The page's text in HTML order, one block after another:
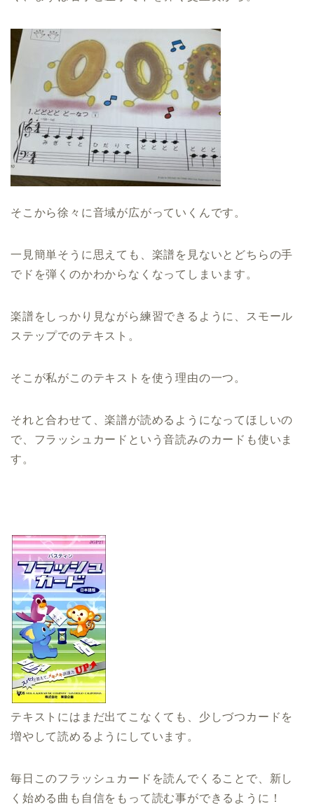
そこから徐々に音域が広がっていくんです。
一見簡単そうに思えても、楽譜を見ないとどちらの手
でドを弾くのかわからなくなってしまいます。
楽譜をしっかり見ながら練習できるように、スモール
ステップでのテキスト。
そこが私がこのテキストを使う理由の一つ。
それと合わせて、楽譜が読めるようになってほしいの
で、フラッシュカードという音読みのカードも使いま
す。
テキストにはまだ出てこなくても、少しづつカードを
増やして読めるようにしています。
毎日このフラッシュカードを読んでくることで、新し
く始める曲も自信をもって読む事ができるように！